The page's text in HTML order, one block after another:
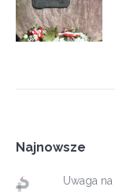
Najnowsze
Uwaga